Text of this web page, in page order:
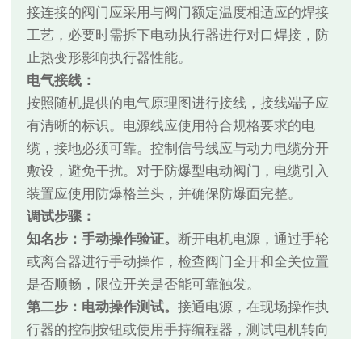
接连接的阀门应采用与阀门额定温度相适应的焊接
工艺，必要时需拆下电动执行器进行对口焊接，防
止热变形影响执行器性能。
电气接线：
按照随机提供的电气原理图进行接线，接线端子应
有清晰的标识。电源线应使用符合规格要求的电
缆，接地必须可靠。控制信号线应与动力电缆分开
敷设，避免干扰。对于防爆型电动阀门，电缆引入
装置应使用防爆格兰头，并确保防爆面完整。
调试步骤：
知名步：手动操作验证。 断开电机电源，通过手轮
或离合器进行手动操作，检查阀门全开和全关位置
是否顺畅，限位开关是否能可靠触发。
第二步：电动操作测试。接通电源，在现场操作执
行器的控制按钮或使用手持编程器，测试电机转向